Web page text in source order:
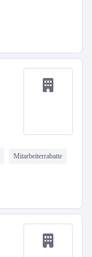
Mitarbeiterrabatte